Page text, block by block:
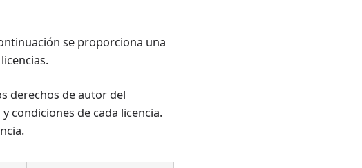
se proporciona una
derechos de autor del
condiciones de cada licencia.